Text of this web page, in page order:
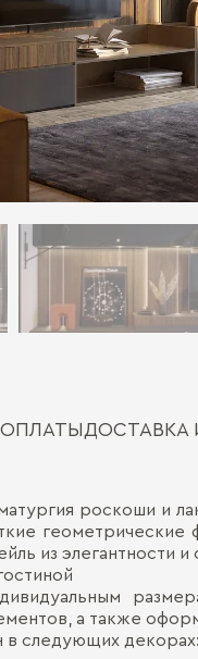
ДОСТАВКА
роскоши и
из элегантности
а также
в следующих декорах: